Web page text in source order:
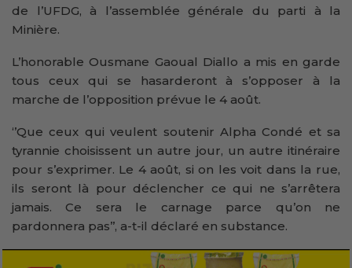
de l’UFDG, à l’assemblée générale du parti à la
Minière.
L’honorable Ousmane Gaoual Diallo a mis en garde
tous ceux qui se hasarderont à s’opposer à la
marche de l’opposition prévue le 4 août.
‘’Que ceux qui veulent soutenir Alpha Condé et sa
tyrannie choisissent un autre jour, un autre itinéraire
pour s’exprimer. Le 4 août, si on les voit dans la rue,
ils seront là pour déclencher ce qui ne s’arrêtera
jamais. Ce sera le carnage parce qu’on ne
pardonnera pas’’, a-t-il déclaré en substance.